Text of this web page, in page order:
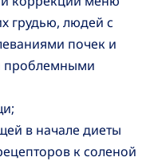
грудью, людей с
почек и
проблемными
в начале диеты
к соленой